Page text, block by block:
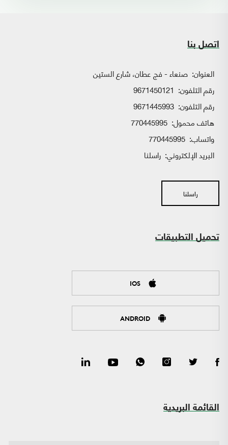
اتصل بنا
العنوان: صنعاء - فج عطان، شارع الستين
رقم التلفون: 9671450121
رقم التلفون: 9671445993
هاتف محمول: 770445995
واتساب:
البريد الإلكتروني: راسلنا
راسلنا
تحميل التطبيقات
IOS
ANDROID
القائمة البريدية